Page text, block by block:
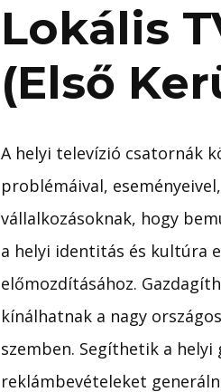
Lokális
(Első
A helyi televízió csatornák
problémáival,
vállalkozásoknak, hogy
a helyi identitás és kultúra
előmozdításához.
kínálhatnak a nagy
szemben. Segíthetik a
reklámbevételeket